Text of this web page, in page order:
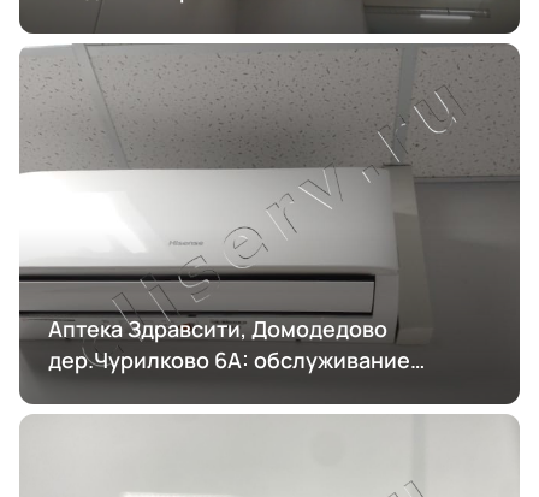
Аптека Здравсити, Домодедово
дер.Чурилково 6А: обслуживание